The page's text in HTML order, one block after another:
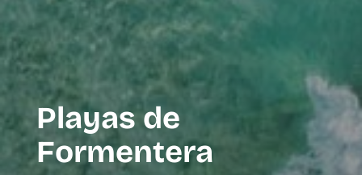
Playas de
Formentera